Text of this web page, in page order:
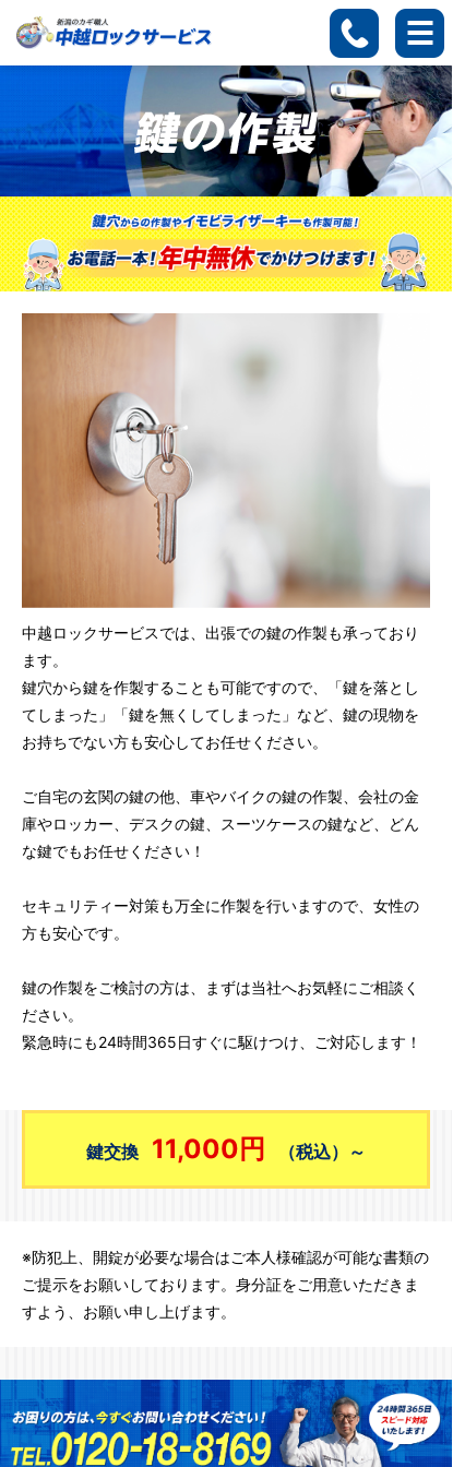
中越ロックサービスでは、出張での鍵の作製も承っており
ます。
鍵穴から鍵を作製することも可能ですので、「鍵を落とし
てしまった」「鍵を無くしてしまった」など、鍵の現物を
お持ちでない方も安心してお任せください。
ご自宅の玄関の鍵の他、車やバイクの鍵の作製、会社の金
庫やロッカー、デスクの鍵、スーツケースの鍵など、どん
な鍵でもお任せください！
セキュリティー対策も万全に作製を行いますので、女性の
方も安心です。
鍵の作製をご検討の方は、まずは当社へお気軽にご相談く
ださい。
緊急時にも24時間365日すぐに駆けつけ、ご対応します！
鍵交換 11,000円 （税込）～
※防犯上、開錠が必要な場合はご本人様確認が可能な書類の
ご提示をお願いしております。身分証をご用意いただきま
すよう、お願い申し上げます。